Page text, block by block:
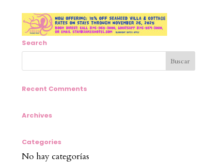
Search
Recent Comments
Archives
Categories
No hay categorías